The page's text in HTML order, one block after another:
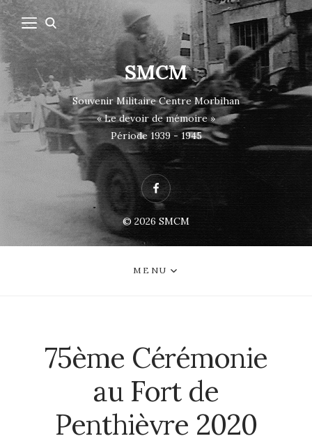
SMCM
Souvenir Militaire Centre Morbihan
« Le devoir de mémoire »
Période 1939 - 1945
Facebook
© 2026 SMCM
MENU
75ème Cérémonie
au Fort de
Penthièvre 2020